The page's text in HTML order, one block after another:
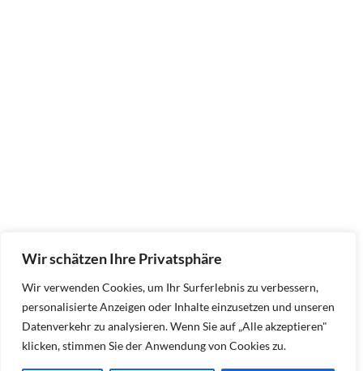
Wir schätzen Ihre Privatsphäre
Wir verwenden Cookies, um Ihr Surferlebnis zu verbessern,
personalisierte Anzeigen oder Inhalte einzusetzen und unseren
Datenverkehr zu analysieren. Wenn Sie auf „Alle akzeptieren"
klicken, stimmen Sie der Anwendung von Cookies zu.